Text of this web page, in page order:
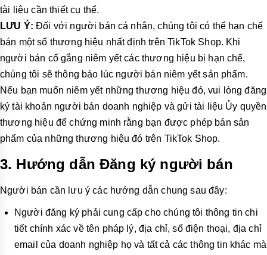
tài liệu cần thiết cụ thể.
LƯU Ý:Đối với người bán cá nhân, chúng tôi có thể hạn chế
bán một số thương hiệu nhất định trên TikTok Shop. Khi
người bán cố gắng niêm yết các thương hiệu bị hạn chế,
chúng tôi sẽ thông báo lúc người bán niêm yết sản phẩm.
Nếu bạn muốn niêm yết những thương hiệu đó, vui lòng đăng
ký tài khoản người bán doanh nghiệp và gửi tài liệu Ủy quyền
thương hiệu để chứng minh rằng bạn được phép bán sản
phẩm của những thương hiệu đó trên TikTok Shop.
3. Hướng dẫn Đăng ký người bán
Người bán cần lưu ý các hướng dẫn chung sau đây:
Người đăng ký phải cung cấp cho chúng tôi thông tin chi
tiết chính xác về tên pháp lý, địa chỉ, số điện thoại, địa chỉ
email của doanh nghiệp họ và tất cả các thông tin khác mà